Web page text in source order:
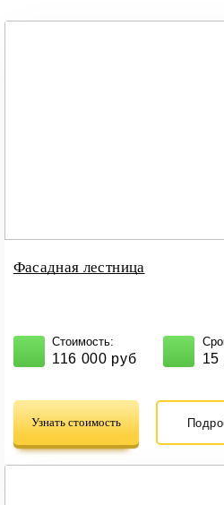
Фасадная лестница
Стоимость:
116 000 руб 15
Узнать стоимость